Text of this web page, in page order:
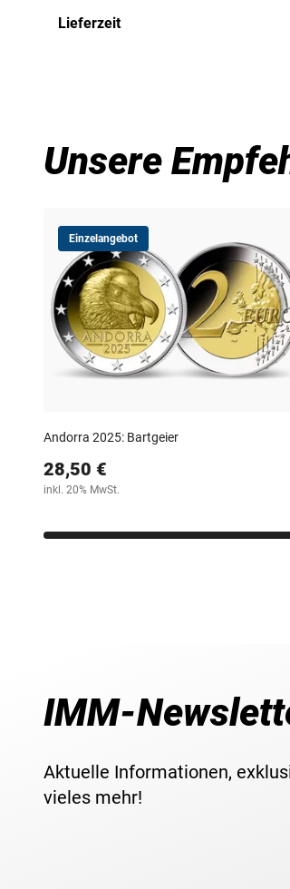
Lieferzeit
Unsere
Einzelangebot
Andorra 2025: Bartgeier
28,50 €
inkl. 20% MwSt.
IMM-
Aktuelle Informationen,
vieles mehr!